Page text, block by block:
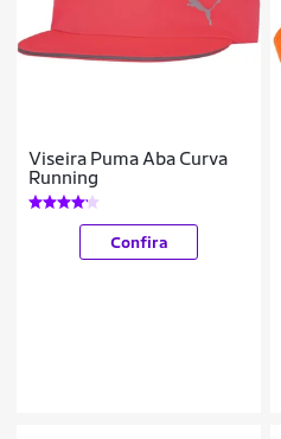
Viseira Puma Aba Curva
Running
Confira